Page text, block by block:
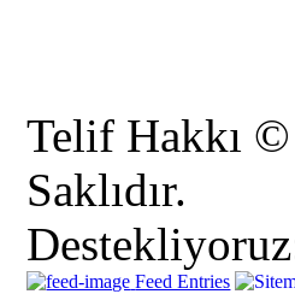
Telif Hakkı
Saklıdır.
Feed Entries